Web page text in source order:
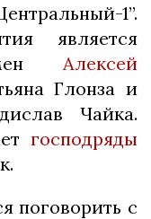
1”.
является
Алексей
Глонза и
Чайка.
господряды
поговорить с